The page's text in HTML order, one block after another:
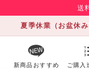
送
夏季休業（お盆休
新商品おすすめ ご購入